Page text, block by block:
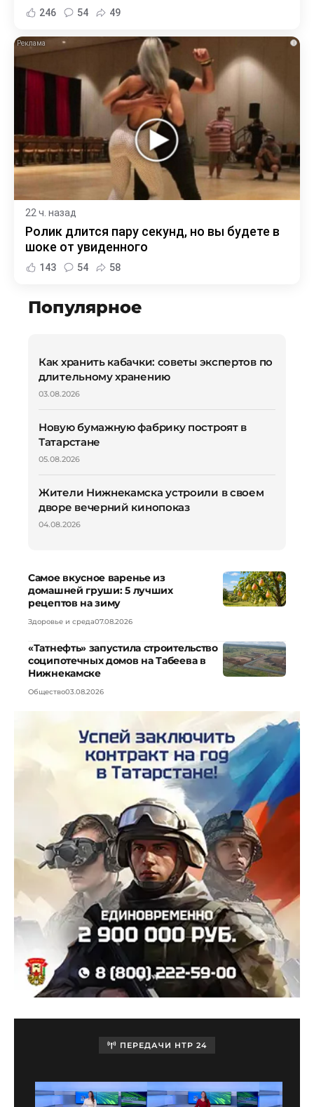
246 54 49
i
22 ч. назад
Ролик длится пару секунд, но вы будете в
шоке от увиденного
143 54 58
Популярное
Как хранить кабачки: советы экспертов по
длительному хранению
03.08.2026
Новую бумажную фабрику построят в
Татарстане
05.08.2026
Жители Нижнекамска устроили в своем
дворе вечерний кинопоказ
04.08.2026
Самое вкусное варенье из
домашней груши: 5 лучших
рецептов на зиму
Здоровье и среда07.08.2026
«Татнефть» запустила строительство
соципотечных домов на Табеева в
Нижнекамске
Общество03.08.2026
ПЕРЕДАЧИ НТР 24